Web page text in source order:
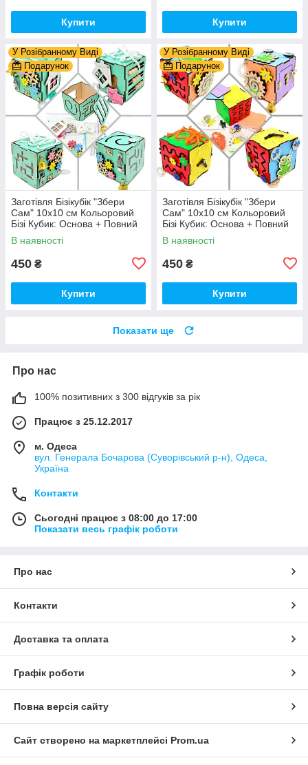
Купити Купити
У Розібранному Виді
Подарунок
Заготівля Бізікубік "Збери
Сам" 10х10 см Кольоровий
Бізі Кубик: Основа + Повний
Комплект (в Розібраному
Виді) Кубік Бізи, Бірюза
В наявності
450 ₴
Купити
У Розібранному Виді
Подарунок
Заготівля Бізікубік "Збери
Сам" 10х10 см Кольоровий
Бізі Кубик: Основа + Повний
Комплект (в Розібраному
Виді) Кубік Бізи, Різнокол
В наявності
450 ₴
Купити
Показати ще
Про нас
100% позитивних з 300 відгуків за рік
Працює з 25.12.2017
м. Одеса
вул. Генерала Бочарова (Суворівський р-н), Одеса,
Україна
Контакти
Сьогодні працює з 08:00 до 17:00
Показати весь графік роботи
Про нас
Контакти
Доставка та оплата
Графік роботи
Повна версія сайту
Сайт створено на маркетплейсі Prom.ua